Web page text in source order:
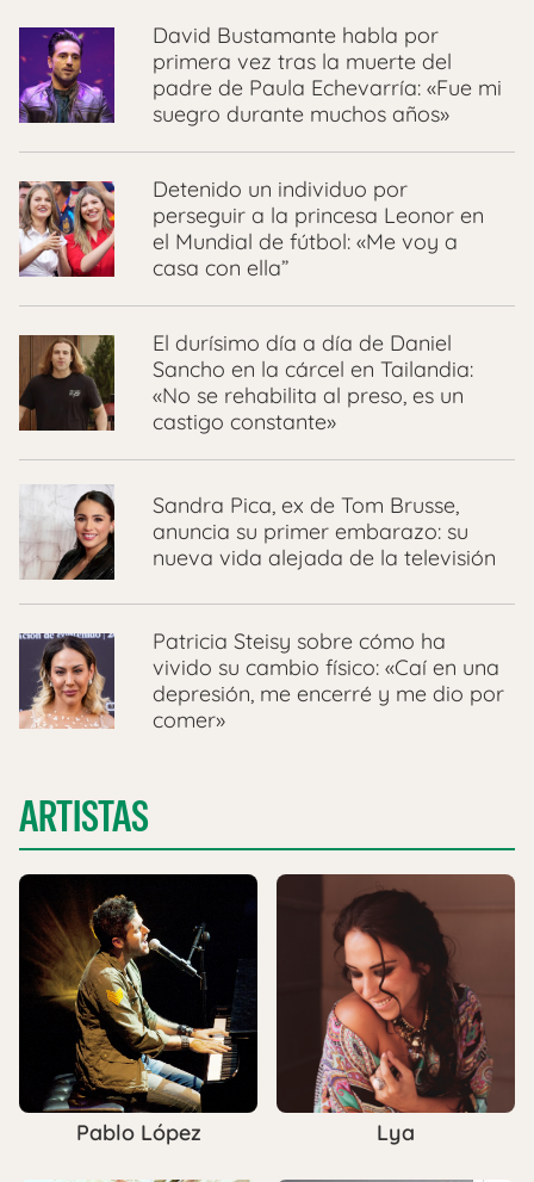
David Bustamante habla por
primera vez tras la muerte del
padre de Paula Echevarría: «Fue mi
suegro durante muchos años»
Detenido un individuo por
perseguir a la princesa Leonor en
el Mundial de fútbol: «Me voy a
casa con ella”
El durísimo día a día de Daniel
Sancho en la cárcel en Tailandia:
«No se rehabilita al preso, es un
castigo constante»
Sandra Pica, ex de Tom Brusse,
anuncia su primer embarazo: su
nueva vida alejada de la televisión
Patricia Steisy sobre cómo ha
vivido su cambio físico: «Caí en una
depresión, me encerré y me dio por
comer»
ARTISTAS
Pablo López Lya